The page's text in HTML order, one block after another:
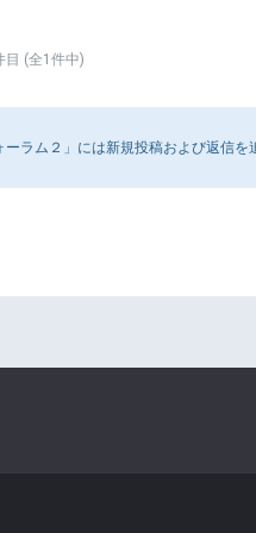
目 (全1件中)
ラム２」には新規投稿および返信を